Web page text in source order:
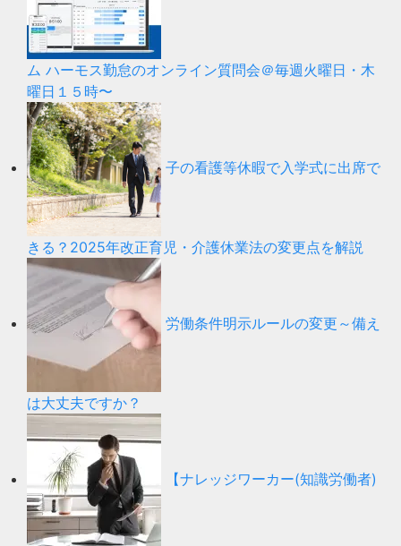
ム ハーモス勤怠のオンライン質問会＠毎週火曜日・木
曜日１５時〜
子の看護等休暇で入学式に出席で
きる？2025年改正育児・介護休業法の変更点を解説
労働条件明示ルールの変更～備え
は大丈夫ですか？
【ナレッジワーカー(知識労働者)